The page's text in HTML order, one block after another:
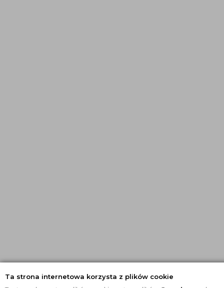
Ta strona internetowa korzysta z plików cookie